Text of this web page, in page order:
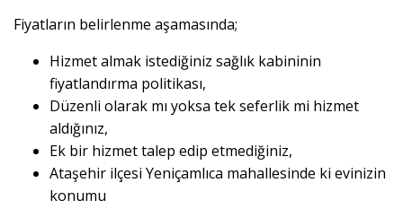
Fiyatların belirlenme aşamasında;
Hizmet almak istediğiniz sağlık kabininin
fiyatlandırma politikası,
Düzenli olarak mı yoksa tek seferlik mi hizmet
aldığınız,
Ek bir hizmet talep edip etmediğiniz,
Ataşehir ilçesi Yeniçamlıca mahallesinde ki evinizin
konumu